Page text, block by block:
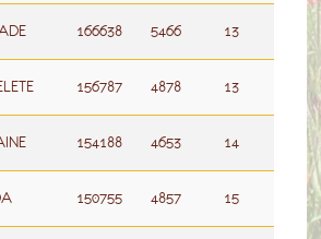
166638 5466 13
156787 4878 13
154188 4653 14
150755 4857 15